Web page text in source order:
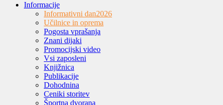
Informacije
Informativni dan2026
Učilnice in oprema
Pogosta vprašanja
Znani dijaki
Promocijski video
Vsi zaposleni
Knjižnica
Publikacije
Dohodnina
Ceniki storitev
Športna dvorana